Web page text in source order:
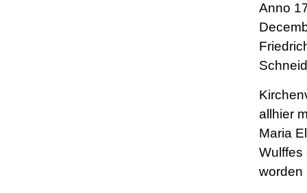
Anno
allhier
Maria
Wulffes
worden